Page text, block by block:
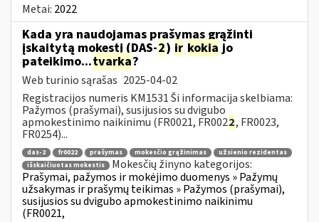
Metai: 2022
Kada yra naudojamas prašymas grąžinti
įskaitytą mokestį (DAS-2) ir kokia jo
pateikimo...tvarka?
Web turinio sąrašas 2025-04-02
Registracijos numeris KM1531 Ši informacija skelbiama:
Pažymos (prašymai), susijusios su dvigubo
apmokestinimo naikinimu (FR0021, FR0022, FR0023,
FR0254)...
das-2 fr0022 prašymas mokesčio grąžinimas
užsienio rezidentas
išskaičiuotas mokestis
Mokesčių žinyno kategorijos:
Prašymai, pažymos ir mokėjimo duomenys » Pažymų
užsakymas ir prašymų teikimas » Pažymos (prašymai),
susijusios su dvigubo apmokestinimo naikinimu
(FR0021,